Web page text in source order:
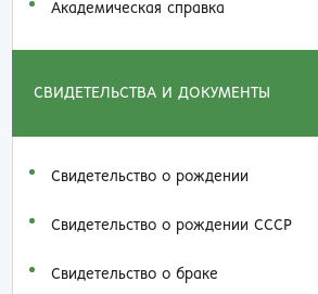
Академическая справка
СВИДЕТЕЛЬСТВА И ДОКУМЕНТЫ
Свидетельство о рождении
Свидетельство о рождении СССР
Свидетельство о браке